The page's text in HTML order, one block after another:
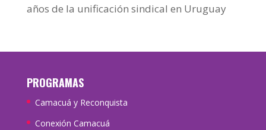
años de la unificación sindical en Uruguay
PROGRAMAS
Camacuá y Reconquista
Conexión Camacuá